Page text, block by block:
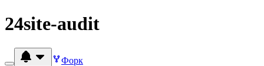
24site-audit
Форк